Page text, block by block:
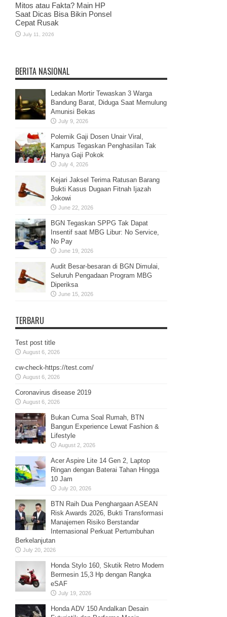
Mitos atau Fakta? Main HP
Saat Dicas Bisa Bikin Ponsel
Cepat Rusak
July 11, 2026
BERITA NASIONAL
Ledakan Mortir Tewaskan 3 Warga
Bandung Barat, Diduga Saat Memulung
Amunisi Bekas
July 9, 2026
Polemik Gaji Dosen Unair Viral,
Kampus Tegaskan Penghasilan Tak
Hanya Gaji Pokok
July 4, 2026
Kejari Jaksel Terima Ratusan Barang
Bukti Kasus Dugaan Fitnah Ijazah
Jokowi
June 22, 2026
BGN Tegaskan SPPG Tak Dapat
Insentif saat MBG Libur: No Service,
No Pay
June 19, 2026
Audit Besar-besaran di BGN Dimulai,
Seluruh Pengadaan Program MBG
Diperiksa
June 15, 2026
TERBARU
Test post title
August 6, 2026
cw-check-https://test.com/
August 6, 2026
Coronavirus disease 2019
August 6, 2026
Bukan Cuma Soal Rumah, BTN
Bangun Experience Lewat Fashion &
Lifestyle
August 2, 2026
Acer Aspire Lite 14 Gen 2, Laptop
Ringan dengan Baterai Tahan Hingga
10 Jam
July 20, 2026
BTN Raih Dua Penghargaan ASEAN
Risk Awards 2026, Bukti Transformasi
Manajemen Risiko Berstandar
Internasional Perkuat Pertumbuhan
Berkelanjutan
July 20, 2026
Honda Stylo 160, Skutik Retro Modern
Bermesin 15,3 Hp dengan Rangka
eSAF
July 19, 2026
Honda ADV 150 Andalkan Desain